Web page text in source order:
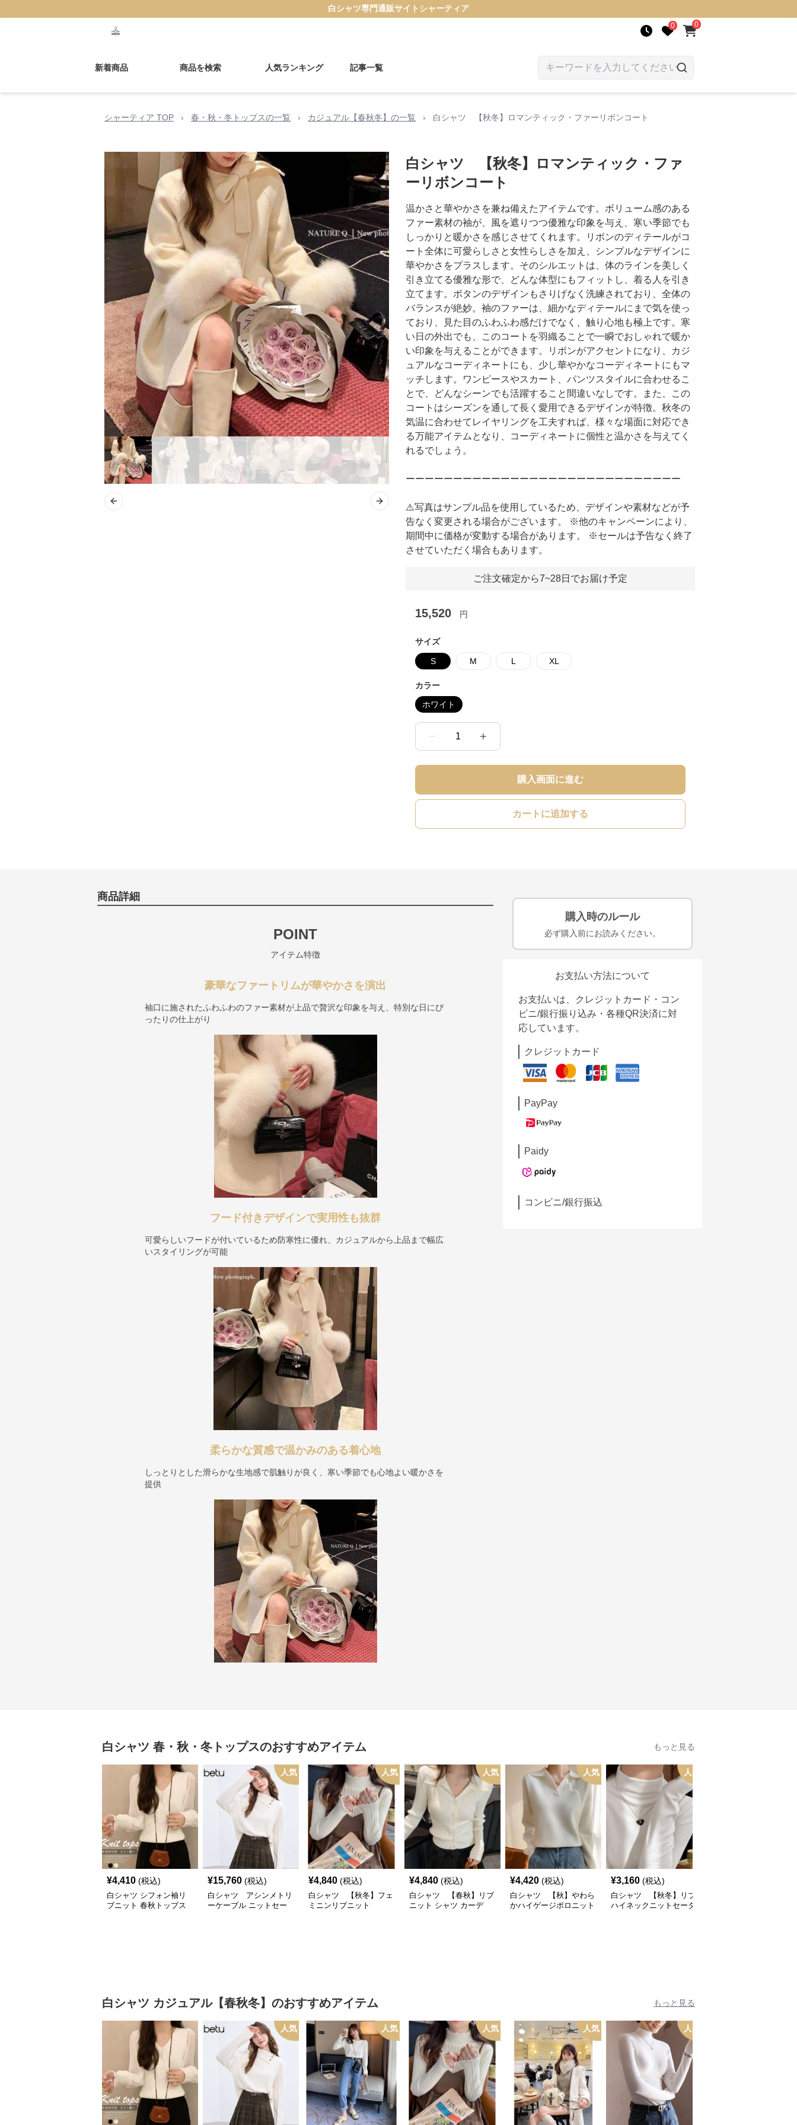
白シャツ専門通販サイト シャーティア
0 0
新着商品 商品を検索 人気ランキング 記事一覧
シャーティア TOP › 春・秋・冬トップスの一覧 › カジュアル【春秋冬】の一覧 › 白シャツ 【秋冬】ロマンティック・ファーリボンコート
Previous slide Next slide
白シャツ 【秋冬】ロマンティック・ファ
ーリボンコート
温かさと華やかさを兼ね備えたアイテムです。ボリューム感のある
ファー素材の袖が、風を遮りつつ優雅な印象を与え、寒い季節でも
しっかりと暖かさを感じさせてくれます。リボンのディテールがコ
ート全体に可愛らしさと女性らしさを加え、シンプルなデザインに
華やかさをプラスします。そのシルエットは、体のラインを美しく
引き立てる優雅な形で、どんな体型にもフィットし、着る人を引き
立てます。ボタンのデザインもさりげなく洗練されており、全体の
バランスが絶妙。袖のファーは、細かなディテールにまで気を使っ
ており、見た目のふわふわ感だけでなく、触り心地も極上です。寒
い日の外出でも、このコートを羽織ることで一瞬でおしゃれで暖か
い印象を与えることができます。リボンがアクセントになり、カジ
ュアルなコーディネートにも、少し華やかなコーディネートにもマ
ッチします。ワンピースやスカート、パンツスタイルに合わせるこ
とで、どんなシーンでも活躍すること間違いなしです。また、この
コートはシーズンを通して長く愛用できるデザインが特徴。秋冬の
気温に合わせてレイヤリングを工夫すれば、様々な場面に対応でき
る万能アイテムとなり、コーディネートに個性と温かさを与えてく
れるでしょう。
ーーーーーーーーーーーーーーーーーーーーーーーーーーーーー
⚠️写真はサンプル品を使用しているため、デザインや素材などが予
告なく変更される場合がございます。 ※他のキャンペーンにより、
期間中に価格が変動する場合があります。 ※セールは予告なく終了
させていただく場合もあります。
ご注文確定から7~28日でお届け予定
15,520 円
サイズ
S M L XL
カラー
ホワイト
1
購入画面に進む
カートに追加する
商品詳細
POINT
アイテム特徴
豪華なファートリムが華やかさを演出
袖口に施されたふわふわのファー素材が上品で贅沢な印象を与え、特別な日にぴ
ったりの仕上がり
フード付きデザインで実用性も抜群
可愛らしいフードが付いているため防寒性に優れ、カジュアルから上品まで幅広
いスタイリングが可能
柔らかな質感で温かみのある着心地
しっとりとした滑らかな生地感で肌触りが良く、寒い季節でも心地よい暖かさを
提供
購入時のルール
必ず購入前にお読みください。
お支払い方法について
お支払いは、クレジットカード・コン
ビニ/銀行振り込み・各種QR決済に対
応しています。
クレジットカード
PayPay
Paidy
コンビニ/銀行振込
白シャツ 春・秋・冬トップスのおすすめアイテム もっと見る
¥4,410 (税込)
白シャツ シフォン袖リ
ブニット 春秋トップス
人気
¥15,760 (税込)
白シャツ アシンメトリ
ーケーブル ニットセー
人気
¥4,840 (税込)
白シャツ 【秋冬】フェ
ミニンリブニット
人気
¥4,840 (税込)
白シャツ 【春秋】リブ
ニット シャツ カーデ
人気
¥4,420 (税込)
白シャツ 【秋】やわら
かハイゲージポロニット
人気
¥3,160 (税込)
白シャツ 【秋冬】リブ
ハイネックニットセータ
白シャツ カジュアル【春秋冬】 のおすすめアイテム もっと見る
人気 人気 人気 人気 人気